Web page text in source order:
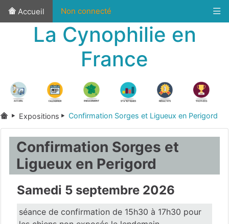
Accueil Non connecté
La Cynophilie en
France
Expositions Confirmation Sorges et Ligueux en Perigord
Confirmation Sorges et
Ligueux en Perigord
Samedi 5 septembre 2026
séance de confirmation de 15h30 à 17h30 pour